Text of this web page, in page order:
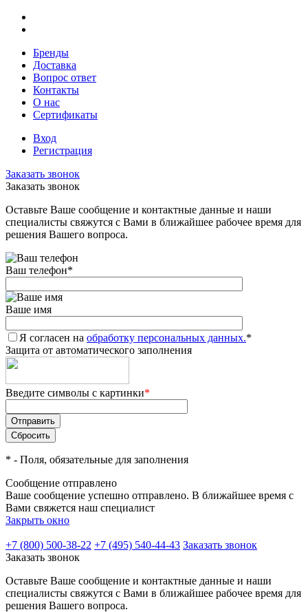
Бренды
Доставка
Вопрос ответ
Контакты
О нас
Сертификаты
Вход
Регистрация
Заказать звонок
Заказать звонок
Оставьте Ваше сообщение и контактные данные и наши
специалисты свяжутся с Вами в ближайшее рабочее время для
решения Вашего вопроса.
Ваш телефон*
Ваше имя
Я согласен на обработку персональных данных.*
Защита от автоматического заполнения
Введите символы с картинки*
* - Поля, обязательные для заполнения
Сообщение отправлено
Ваше сообщение успешно отправлено. В ближайшее время с
Вами свяжется наш специалист
Закрыть окно
+7 (800) 500-38-22 +7 (495) 540-44-43 Заказать звонок
Заказать звонок
Оставьте Ваше сообщение и контактные данные и наши
специалисты свяжутся с Вами в ближайшее рабочее время для
решения Вашего вопроса.